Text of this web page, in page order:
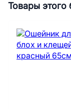
Товары этого